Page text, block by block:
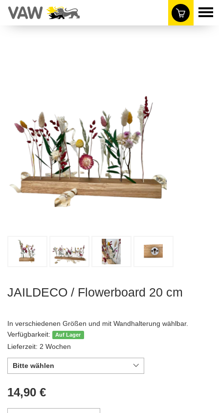
JAILDECO / Flowerboard 20 cm
In verschiedenen Größen und mit Wandhalterung wählbar.
Verfügbarkeit:
Auf Lager
Lieferzeit: 2 Wochen
Bitte wählen
14,90 €